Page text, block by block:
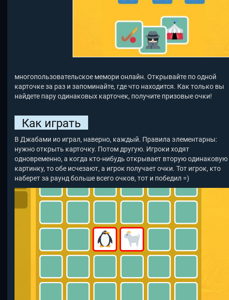
многопользовательское мемори онлайн. Открывайте по одной
карточке за раз и запоминайте, где что находится. Как только вы
найдете пару одинаковых карточек, получите призовые очки!
Как играть
В Джабами ио играл, наверно, каждый. Правила элементарны:
нужно открыть карточку. Потом другую. Игроки ходят
одновременно, а когда кто-нибудь открывает вторую одинаковую
картинку, то обе исчезают, а игрок получает очки. Тот игрок, кто
наберет за раунд больше всего очков, тот и победил =)